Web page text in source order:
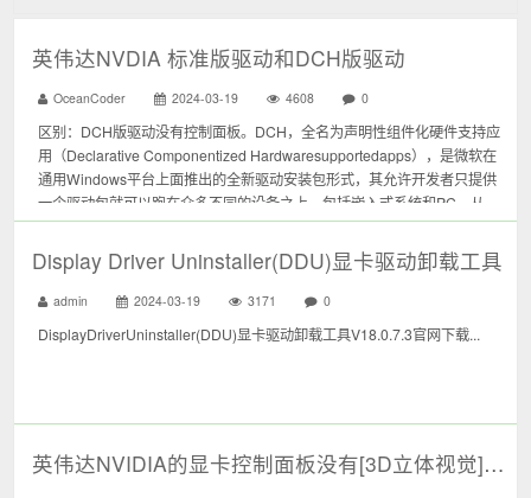
英伟达NVDIA 标准版驱动和DCH版驱动
OceanCoder 2024-03-19 4608 0
区别：DCH版驱动没有控制面板。DCH，全名为声明性组件化硬件支持应
用（Declarative Componentized Hardwaresupportedapps），是微软在
通用Windows平台上面推出的全新驱动安装包形式，其允许开发者只提供
一个驱动包就可以跑在众多不同的设备之上，包括嵌入式系统和PC。从
Windows...
Display Driver Uninstaller(DDU)显卡驱动卸载工具
admin 2024-03-19 3171 0
DisplayDriverUninstaller(DDU)显卡驱动卸载工具V18.0.7.3官网下载...
英伟达NVIDIA的显卡控制面板没有[3D立体视觉]选项|NVDIA Stereoscopic 3D